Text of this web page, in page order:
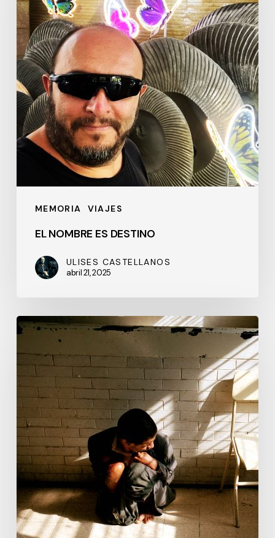
MEMORIA VIAJES
DESTINO
EL NOMBRE ES DESTINO
ULISES CASTELLANOS
abril 21, 2025
Infierno
límites